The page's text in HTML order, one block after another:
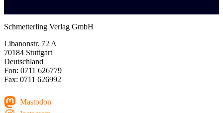
Schmetterling Verlag GmbH
Libanonstr. 72 A
70184 Stuttgart
Deutschland
Fon: 0711 626779
Fax: 0711 626992
Mastodon